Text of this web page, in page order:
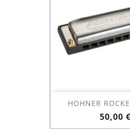
HOHNER
Prix
50,00 €